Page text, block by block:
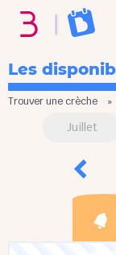
Les
Trouver une crèche »
Juillet